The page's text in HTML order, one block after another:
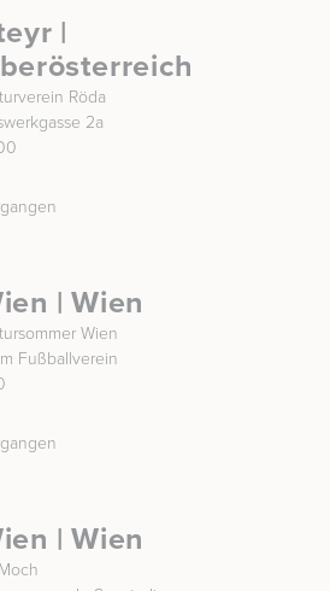
|
Röda
2a
| Wien
Wien
Fußballverein
| Wien